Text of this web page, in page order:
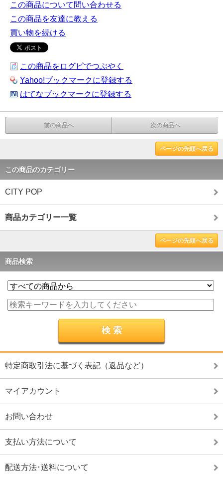
この商品について問い合わせる
この商品を友達に教える
買い物を続ける
この商品をログピでつぶやく
Yahoo!ブックマークに登録する
はてなブックマークに登録する
前の商品へ 次の商品へ
ページの先頭へ戻る
この商品のカテゴリー
CITY POP
商品カテゴリー一覧
ページの先頭へ戻る
商品検索
特定商取引法に基づく表記（返品など）
マイアカウント
お問い合わせ
支払い方法について
配送方法･送料について